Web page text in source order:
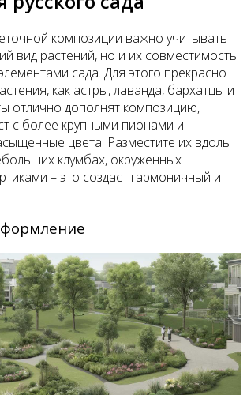
композиции важно учитывать
вид растений, но и их совместимость
сада. Для этого прекрасно
как астры, лаванда, бархатцы и
отлично дополнят композицию,
с более крупными пионами и
цвета. Разместите их вдоль
клумбах, окруженных
– это создаст гармоничный и